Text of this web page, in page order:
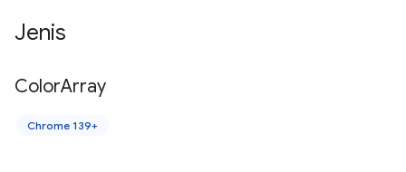
Jenis
ColorArray
Chrome 139+